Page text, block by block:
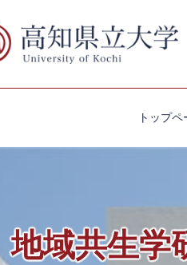
トップペ
地域共生学